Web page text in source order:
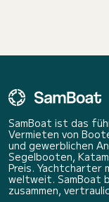
SamBoat ist das
Vermieten von
und gewerblichen
Segelbooten,
Preis. Yachtcharter
weltweit. SamBoat
zusammen,